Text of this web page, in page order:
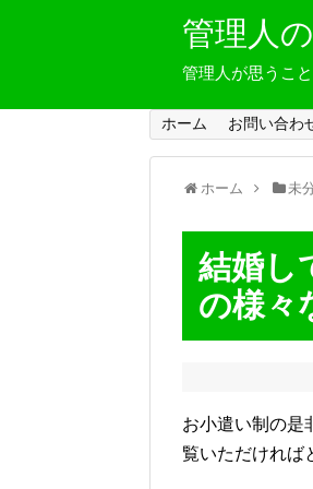
管理人
管理人が思うこ
ホーム お問い合わ
ホーム 未
結婚し
の様々
お小遣い制の是
覧いただければ